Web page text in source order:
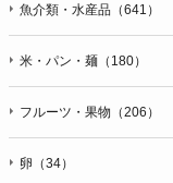
魚介類・水産品（641）
米・パン・麺（180）
フルーツ・果物（206）
卵（34）